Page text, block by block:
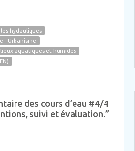
hydauliques
- Urbanisme
aquatiques et humides
des cours d’eau #4/4
suivi et évaluation.”